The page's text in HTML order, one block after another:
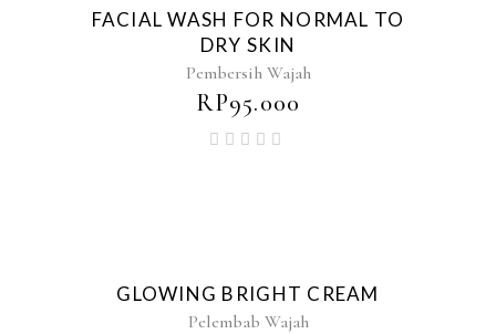
FACIAL WASH FOR NORMAL TO
DRY SKIN
Pembersih Wajah
RP95.000
GLOWING BRIGHT CREAM
Pelembab Wajah